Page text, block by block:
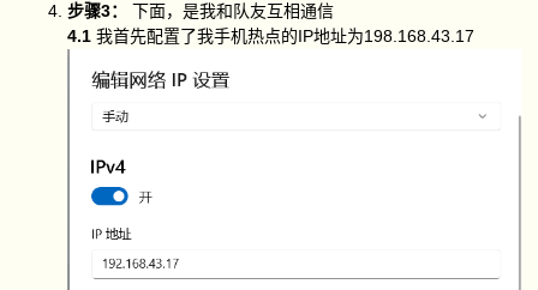
步骤3：
下面，是我和队友互相通信
4.1 我首先配置了我手机热点的IP地址为198.168.43.17